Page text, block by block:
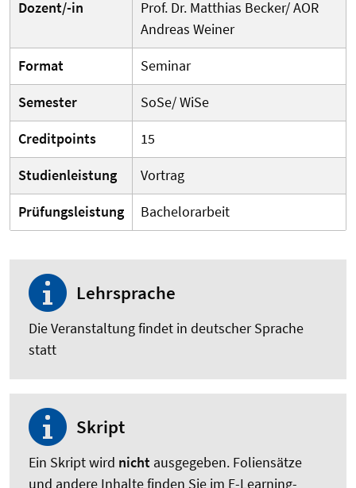
Dozent/-in
Prof. Dr. Matthias Becker/ AOR
Andreas Weiner
Format
Seminar
Semester
SoSe/ WiSe
Creditpoints
15
Studienleistung
Vortrag
Prüfungsleistung
Bachelorarbeit
Lehrsprache
Die Veranstaltung findet in deutscher Sprache
statt
Skript
Ein Skript wird nicht ausgegeben. Foliensätze
und andere Inhalte finden Sie im E-Learning-